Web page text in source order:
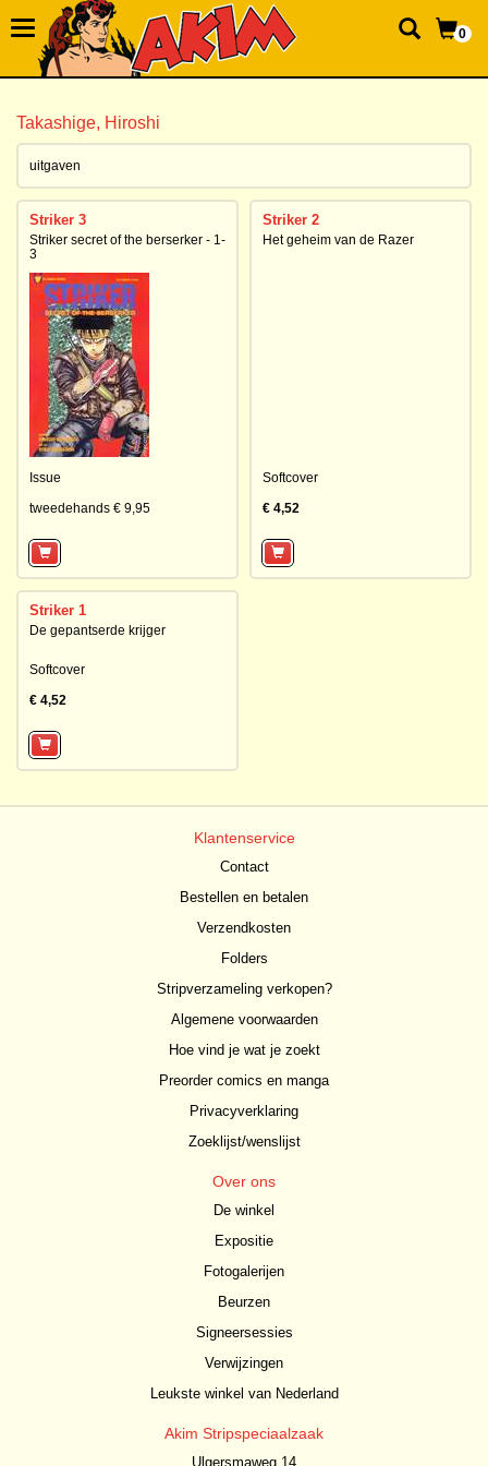
0
Takashige, Hiroshi
uitgaven
Striker 3
Striker secret of the berserker - 1-
3
Issue
tweedehands € 9,95
Striker 2
Het geheim van de Razer
Softcover
€ 4,52
Striker 1
De gepantserde krijger
Softcover
€ 4,52
Klantenservice
Contact
Bestellen en betalen
Verzendkosten
Folders
Stripverzameling verkopen?
Algemene voorwaarden
Hoe vind je wat je zoekt
Preorder comics en manga
Privacyverklaring
Zoeklijst/wenslijst
Over ons
De winkel
Expositie
Fotogalerijen
Beurzen
Signeersessies
Verwijzingen
Leukste winkel van Nederland
Akim Stripspeciaalzaak
Ulgersmaweg 14